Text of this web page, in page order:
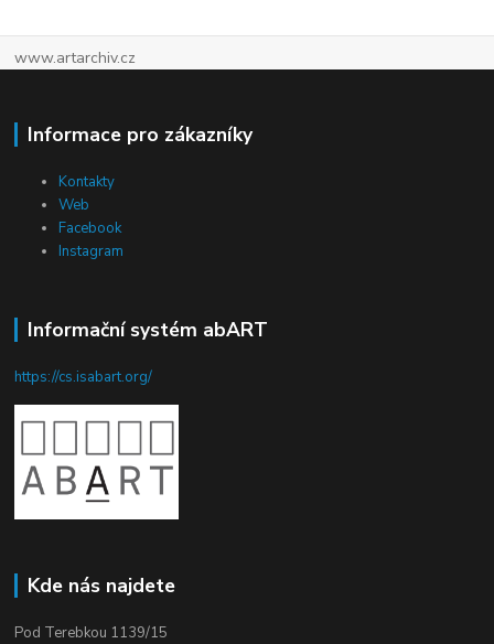
www.artarchiv.cz
Informace pro zákazníky
Kontakty
Web
Facebook
Instagram
Informační systém abART
https://cs.isabart.org/
Kde nás najdete
Pod Terebkou 1139/15